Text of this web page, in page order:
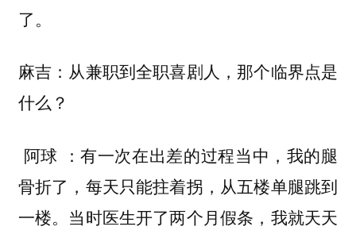
了。
麻吉：从兼职到全职喜剧人，那个临界点是
什么？
阿球 ：有一次在出差的过程当中，我的腿
骨折了，每天只能拄着拐，从五楼单腿跳到
一楼。当时医生开了两个月假条，我就天天